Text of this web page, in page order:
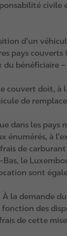
d’un
pays
bénéficiaire
doit,
de
dans les
énumérés, à
de
le
sont
la demande
des
de cette